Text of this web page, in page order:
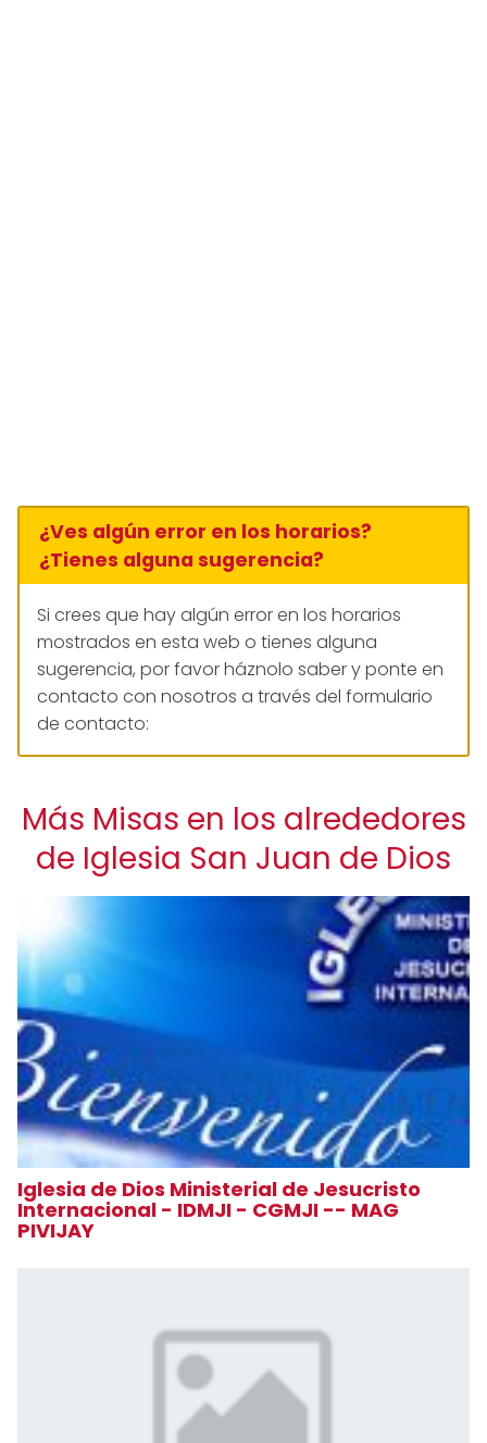
¿Ves algún error en los horarios?
¿Tienes alguna sugerencia?
Si crees que hay algún error en los horarios
mostrados en esta web o tienes alguna
sugerencia, por favor háznolo saber y ponte en
contacto con nosotros a través del formulario
de contacto:
Más Misas en los alrededores
de Iglesia San Juan de Dios
Iglesia de Dios Ministerial de Jesucristo
Internacional - IDMJI - CGMJI -- MAG
PIVIJAY